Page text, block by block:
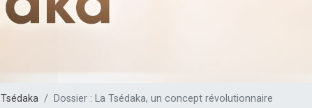
3 personnes viennent de nous rejoindre sur WhatsApp
8 personnes viennent de faire un don pour Tsédaka : pauvres d'Israel
Tsédaka Dossier : La Tsédaka, un concept révolutionnaire